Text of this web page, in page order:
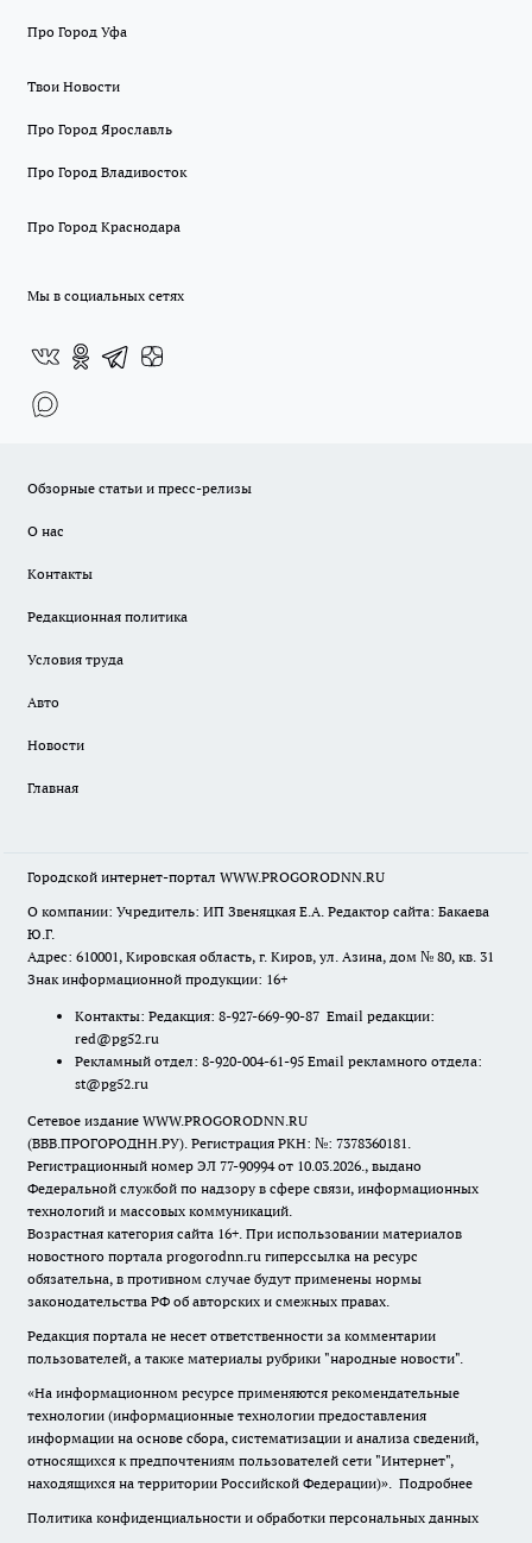
Про Город Уфа
Твои Новости
Про Город Ярославль
Про Город Владивосток
Про Город Краснодара
Мы в социальных сетях
Обзорные статьи и пресс-релизы
О нас
Контакты
Редакционная политика
Условия труда
Авто
Новости
Главная
Городской интернет-портал WWW.PROGORODNN.RU
О компании: Учредитель: ИП Звеняцкая Е.А. Редактор сайта: Бакаева
Ю.Г.
Адрес: 610001, Кировская область, г. Киров, ул. Азина, дом № 80, кв. 31
Знак информационной продукции: 16+
Контакты: Редакция: 8-927-669-90-87 Email редакции:
red@pg52.ru
Рекламный отдел: 8-920-004-61-95 Email рекламного отдела:
st@pg52.ru
Сетевое издание WWW.PROGORODNN.RU
(ВВВ.ПРОГОРОДНН.РУ). Регистрация РКН: №: 7378360181.
Регистрационный номер ЭЛ 77-90994 от 10.03.2026., выдано
Федеральной службой по надзору в сфере связи, информационных
технологий и массовых коммуникаций.
Возрастная категория сайта 16+. При использовании материалов
новостного портала progorodnn.ru гиперссылка на ресурс
обязательна, в противном случае будут применены нормы
законодательства РФ об авторских и смежных правах.
Редакция портала не несет ответственности за комментарии
пользователей, а также материалы рубрики "народные новости".
«На информационном ресурсе применяются рекомендательные
технологии (информационные технологии предоставления
информации на основе сбора, систематизации и анализа сведений,
относящихся к предпочтениям пользователей сети "Интернет",
находящихся на территории Российской Федерации)». Подробнее
Политика конфиденциальности и обработки персональных данных